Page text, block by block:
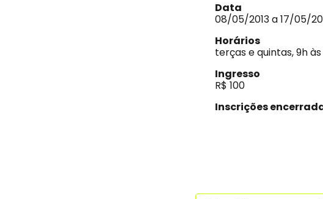
Data
08/05/2013 a 17/05/
Horários
terças e quintas, 9h às
Ingresso
R$ 100
Inscrições